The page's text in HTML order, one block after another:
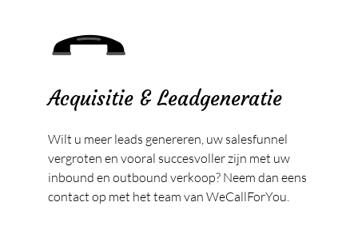
Acquisitie & Leadgeneratie
Wilt u meer leads genereren, uw salesfunnel
vergroten en vooral succesvoller zijn met uw
inbound en outbound verkoop? Neem dan eens
contact op met het team van WeCallForYou.